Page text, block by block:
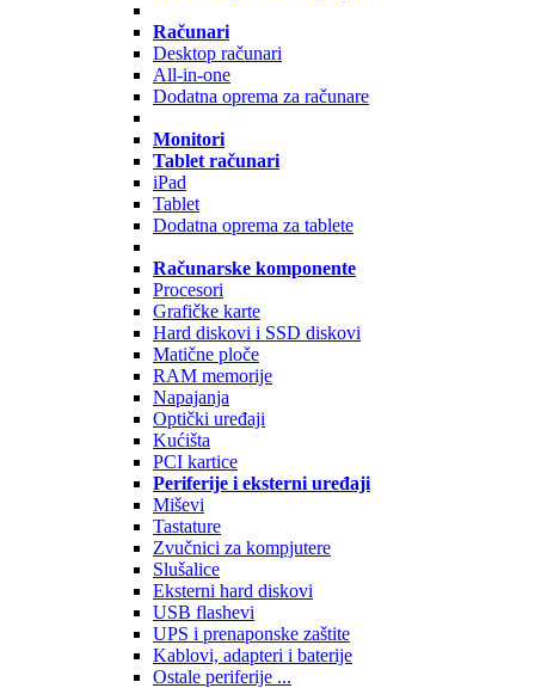
Računari
Desktop računari
All-in-one
Dodatna oprema za računare
Monitori
Tablet računari
iPad
Tablet
Dodatna oprema za tablete
Računarske komponente
Procesori
Grafičke karte
Hard diskovi i SSD diskovi
Matične ploče
RAM memorije
Napajanja
Optički uređaji
Kućišta
PCI kartice
Periferije i eksterni uređaji
Miševi
Tastature
Zvučnici za kompjutere
Slušalice
Eksterni hard diskovi
USB flashevi
UPS i prenaponske zaštite
Kablovi, adapteri i baterije
Ostale periferije ...